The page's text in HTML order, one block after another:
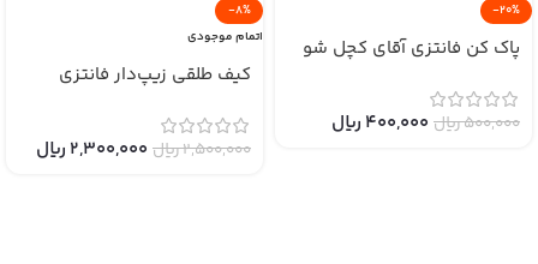
-20%
پاک کن فانتزی آقای کچل شو
500,000﷼ 400,000 ﷼
-8%
اتمام موجودی
کیف طلقی زیپ‌دار فانتزی
2,500,000﷼ 2,300,000 ﷼